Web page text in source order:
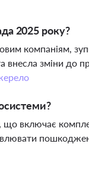
2025 року?
компаніям,
зміни до
включає